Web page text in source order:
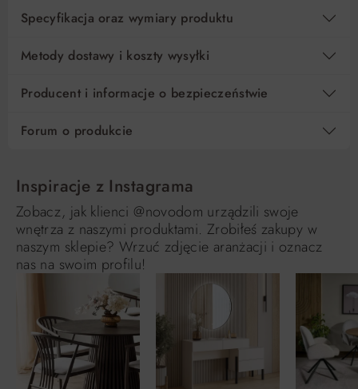
Specyfikacja oraz wymiary produktu
Metody dostawy i koszty wysyłki
Producent i informacje o bezpieczeństwie
Forum o produkcie
Inspiracje z Instagrama
Zobacz, jak klienci @novodom urządzili swoje
wnętrza z naszymi produktami. Zrobiłeś zakupy w
naszym sklepie? Wrzuć zdjęcie aranżacji i oznacz
nas na swoim profilu!